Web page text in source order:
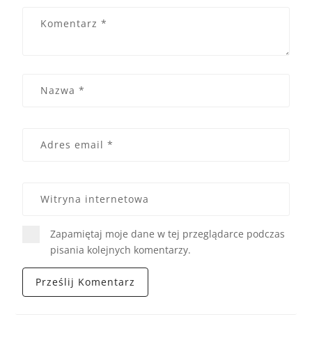
Zapamiętaj moje dane w tej przeglądarce podczas
pisania kolejnych komentarzy.